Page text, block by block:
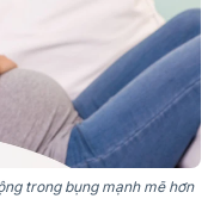
trong bụng mạnh mẽ hơn